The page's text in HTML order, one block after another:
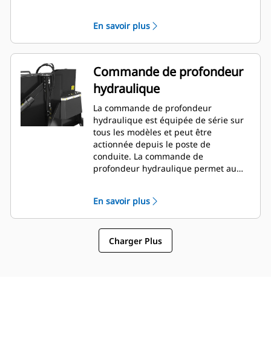
obstacles, et ce, tout en réduisant le
besoin de repositionner la machine.
En savoir plus
Commande de profondeur
hydraulique
La commande de profondeur
hydraulique est équipée de série sur
tous les modèles et peut être
actionnée depuis le poste de
conduite. La commande de
profondeur hydraulique permet au
un réglage rapide en fonction de la
tâche actuelle.
En savoir plus
Charger Plus